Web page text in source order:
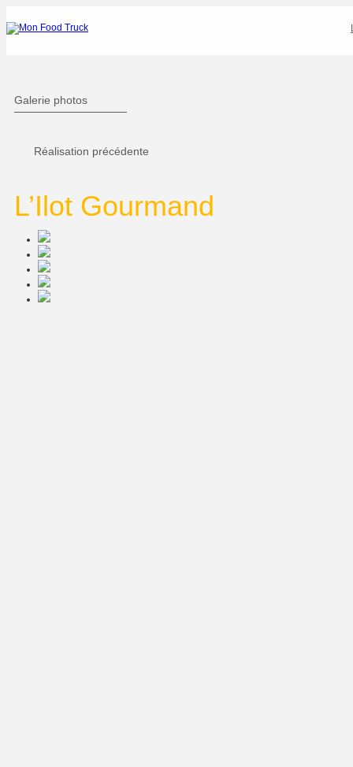
Galerie photos
Réalisation précédente
L’Ilot Gourmand